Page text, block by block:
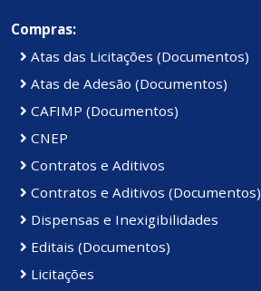
Compras:
Atas das Licitações (Documentos)
Atas de Adesão (Documentos)
CAFIMP (Documentos)
CNEP
Contratos e Aditivos
Contratos e Aditivos (Documentos)
Dispensas e Inexigibilidades
Editais (Documentos)
Licitações